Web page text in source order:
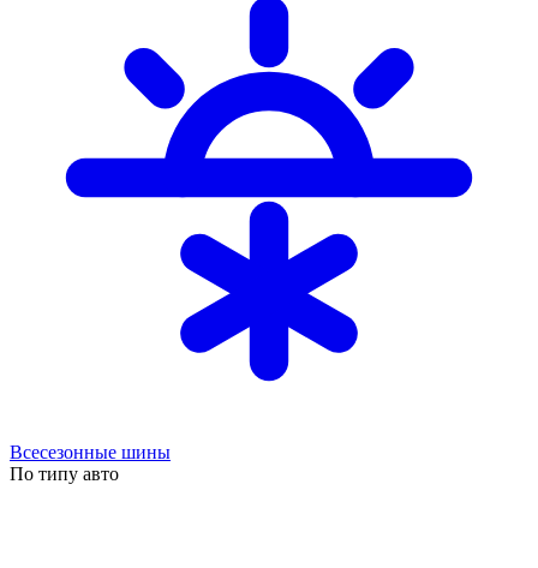
Всесезонные шины
По типу авто